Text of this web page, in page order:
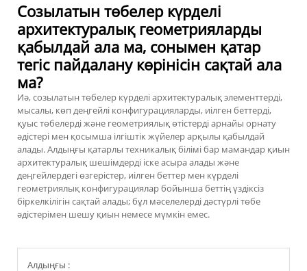
Созылатын төбелер күрделі
архитектуралық геометрияларды
қабылдай ала ма, сонымен қатар
тегіс пайдалану көрінісін сақтай ала
ма?
Иә, созылатын төбелер күрделі архитектуралық элементтерді,
мысалы, көп деңгейлі конфигурацияларды, иілген беттерді,
қуыс төбелерді және геометриялық өтістерді арнайы орнату
әдістері мен қосымша ілгіштік жүйелер арқылы қабылдай
алады. Алдыңғы қатарлы техникалық білімі бар мамандар қиын
архитектуралық шешімдерді іске асыра алады және
деңгейлердегі өзгерістер, иілген беттер мен күрделі
геометриялық конфигурациялар бойынша беттің үздіксіз
біркелкілігін сақтай алады; бұл мәселелерді дәстүрлі төбе
әдістерімен шешу қиын немесе мүмкін емес.
Алдыңғы :